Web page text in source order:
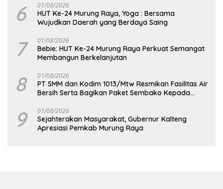
6 01/08/2026
HUT Ke-24 Murung Raya, Yoga : Bersama
Wujudkan Daerah yang Berdaya Saing
7 01/08/2026
Bebie: HUT Ke-24 Murung Raya Perkuat Semangat
Membangun Berkelanjutan
8 01/08/2026
PT SMM dan Kodim 1013/Mtw Resmikan Fasilitas Air
Bersih Serta Bagikan Paket Sembako Kepada
9 01/08/2026
Sejahterakan Masyarakat, Gubernur Kalteng
Apresiasi Pemkab Murung Raya